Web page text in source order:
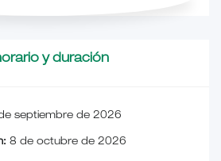
y duración
septiembre de 2026
8 de octubre de 2026